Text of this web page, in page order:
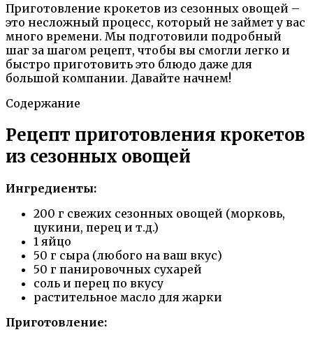
Приготовление крокетов из сезонных овощей –
это несложный процесс, который не займет у вас
много времени. Мы подготовили подробный
шаг за шагом рецепт, чтобы вы смогли легко и
быстро приготовить это блюдо даже для
большой компании. Давайте начнем!
Содержание
Рецепт приготовления крокетов
из сезонных овощей
Ингредиенты:
200 г свежих сезонных овощей (морковь,
цукини, перец и т.д.)
1 яйцо
50 г сыра (любого на ваш вкус)
50 г панировочных сухарей
соль и перец по вкусу
растительное масло для жарки
Приготовление: